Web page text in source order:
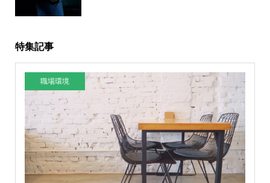
特集記事
職場環境